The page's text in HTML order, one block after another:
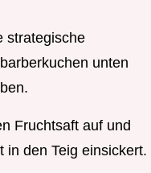
strategische
unten
Fruchtsaft auf und
in den Teig einsickert.